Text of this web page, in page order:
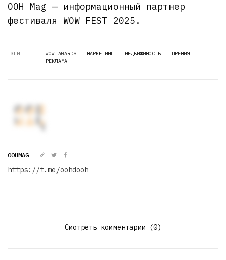
OOH Mag — информационный партнер
фестиваля WOW FEST 2025.
ТЭГИ WOW AWARDS МАРКЕТИНГ НЕДВИЖИМОСТЬ
ПРЕМИЯ
РЕКЛАМА
OOHMAG
https://t.me/oohdooh
Смотреть комментарии (0)